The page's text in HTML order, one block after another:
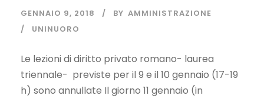
GENNAIO 9, 2018 BY AMMINISTRAZIONE
UNINUORO
Le lezioni di diritto privato romano- laurea
triennale- previste per il 9 e il 10 gennaio (17-19
h) sono annullate Il giorno 11 gennaio (in